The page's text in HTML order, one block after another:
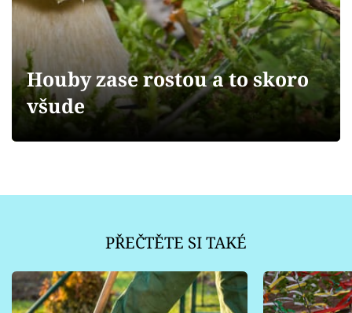
Přihlášení
Sledujte nás
Houby zase rostou a to skoro
všude
PŘEČTĚTE SI TAKÉ